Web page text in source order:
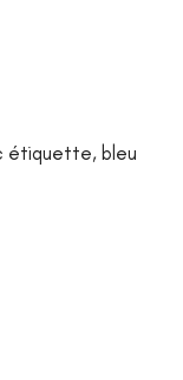
étiquette, bleu